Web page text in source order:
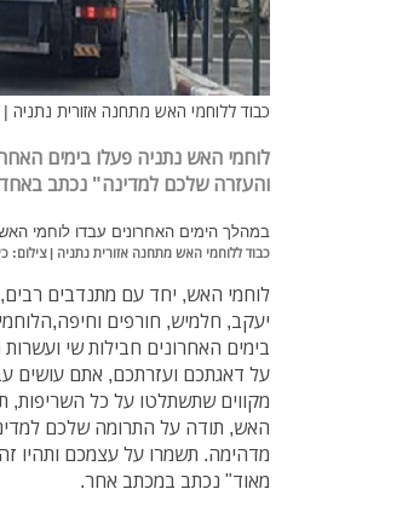
כבוד ללוחמי האש מתחנה אזורית נתניה |
לוחמי האש נתניה פעלו בימים
והעזרה שלכם למדינה" נכתב
במהלך הימים האחרונים עבדו לוחמי האש
כבוד ללוחמי האש מתחנה אזורית נתניה | צילום:
לוחמי האש, יחד עם מתנדבים רבים,
יעקב, חלמיש, חורפים
בימים האחרונים חבילות שי
על דאגתכם ועזרתכם, אתם עושים
מקווים שתשתלטו על כל
האש, תודה על התרומה שלכם
מדהימה. תשמרו על עצמכם ותהיו
מאוד" נכתב במכתב אחר.